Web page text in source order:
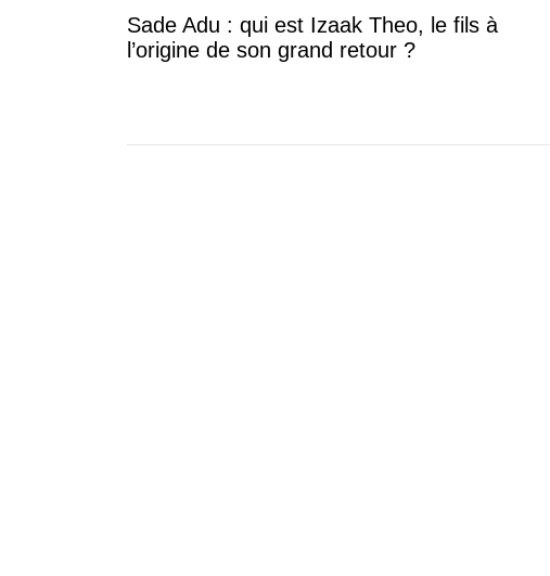
Sade Adu : qui est Izaak Theo, le fils à
l’origine de son grand retour ?